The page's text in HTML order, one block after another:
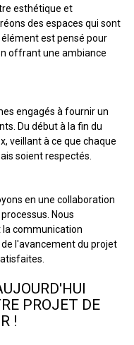
esthétique et
des espaces qui sont
est pensé pour
offrant une ambiance
engagés à fournir un
Du début à la fin du
veillant à ce que chaque
soient respectés.
en une collaboration
Nous
la communication
l'avancement du projet
PROJET DE
!